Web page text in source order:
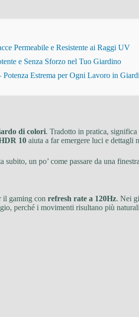
Permeabile e Resistente ai Raggi UV
e Senza Sforzo nel Tuo Giardino
Estrema per Ogni Lavoro in
di colori. Tradotto in pratica,
10 aiuta a far emergere luci e dettagli
un po’ come passare da una
il gaming con refresh rate a 120Hz. Nei
perché i movimenti risultano più